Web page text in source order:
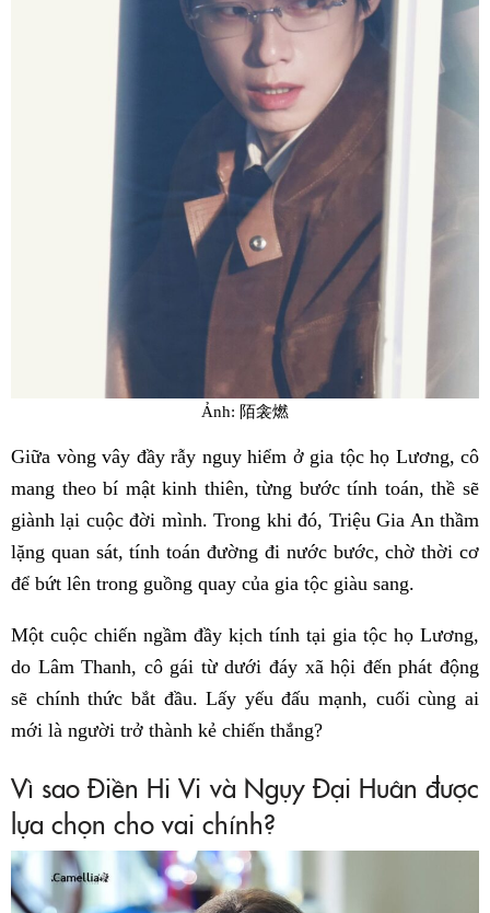
Ảnh: 陌衾燃
Giữa vòng vây đầy rẫy nguy hiểm ở gia tộc họ Lương, cô
mang theo bí mật kinh thiên, từng bước tính toán, thề sẽ
giành lại cuộc đời mình. Trong khi đó, Triệu Gia An thầm
lặng quan sát, tính toán đường đi nước bước, chờ thời cơ
để bứt lên trong guồng quay của gia tộc giàu sang.
Một cuộc chiến ngầm đầy kịch tính tại gia tộc họ Lương,
do Lâm Thanh, cô gái từ dưới đáy xã hội đến phát động
sẽ chính thức bắt đầu. Lấy yếu đấu mạnh, cuối cùng ai
mới là người trở thành kẻ chiến thắng?
Vì sao Điền Hi Vi và Ngụy Đại Huân được
lựa chọn cho vai chính?